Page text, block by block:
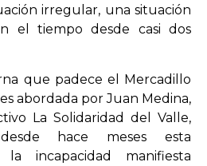
irregular, una situación
el tiempo desde casi dos
que padece el Mercadillo
abordada por Juan Medina,
La Solidaridad del Valle,
hace meses esta
la incapacidad manifiesta